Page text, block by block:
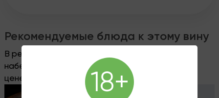
Рекомендуемые блюда к этому вину
В ресторане
набережной, 8, вы можете заказать это вино по
цене винотеки, без пробкового сбора.
18+